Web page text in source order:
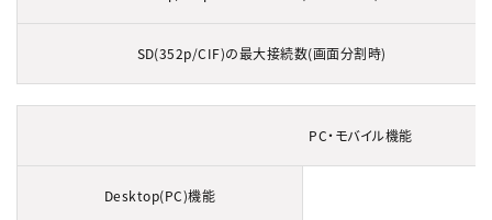
SD(352p/CIF)の最大接続数(画面分割時)
PC・モバイル機能
Desktop(PC)機能